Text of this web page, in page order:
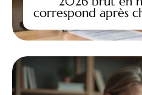
correspond après